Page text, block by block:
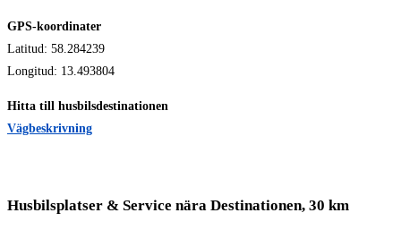
GPS-koordinater
Latitud: 58.284239
Longitud: 13.493804
Hitta till husbilsdestinationen
Vägbeskrivning
Husbilsplatser & Service nära Destinationen, 30 km